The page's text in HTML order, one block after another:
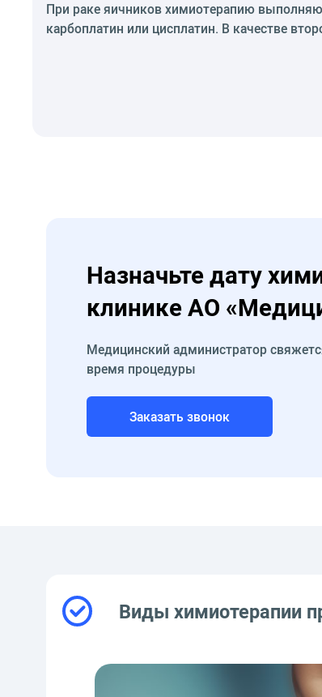
При раке яичников химиотерапию
карбоплатин или цисплатин. В качестве
Назначьте дату
клинике АО
Медицинский администратор
время процедуры
Заказать звонок
Виды химиотерапии